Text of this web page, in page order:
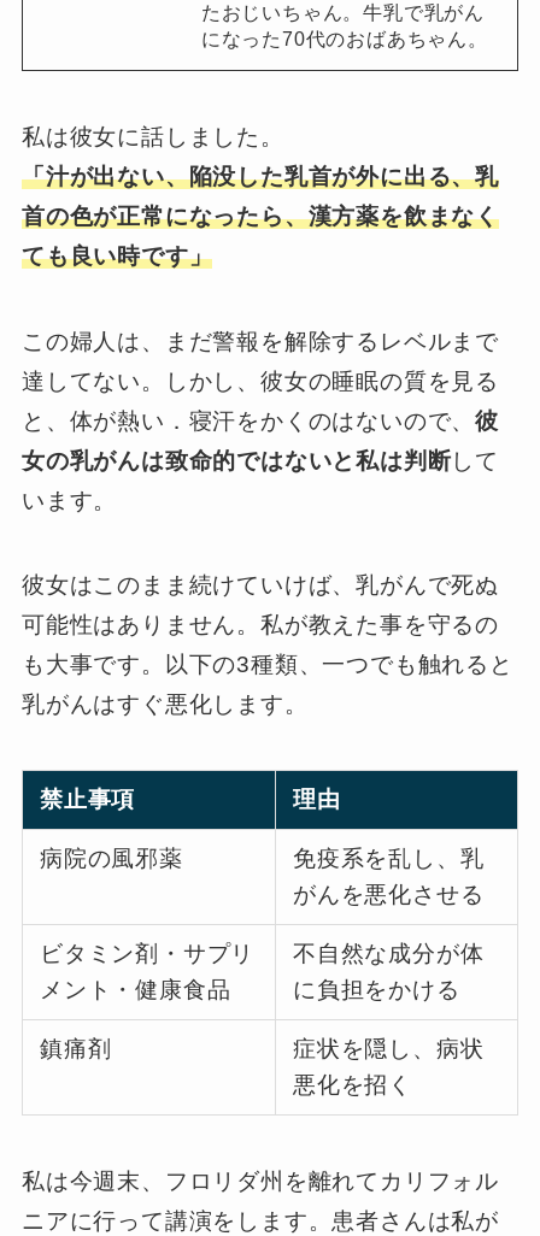
たおじいちゃん。牛乳で乳がん
になった70代のおばあちゃん。
私は彼女に話しました。
「汁が出ない、陥没した乳首が外に出る、乳
首の色が正常になったら、漢方薬を飲まなく
ても良い時です」
この婦人は、まだ警報を解除するレベルまで
達してない。しかし、彼女の睡眠の質を見る
と、体が熱い．寝汗をかくのはないので、彼
女の乳がんは致命的ではないと私は判断して
います。
彼女はこのまま続けていけば、乳がんで死ぬ
可能性はありません。私が教えた事を守るの
も大事です。以下の3種類、一つでも触れると
乳がんはすぐ悪化します。
禁止事項 理由
病院の風邪薬
免疫系を乱し、乳
がんを悪化させる
ビタミン剤・サプリ
メント・健康食品
不自然な成分が体
に負担をかける
鎮痛剤
症状を隠し、病状
悪化を招く
私は今週末、フロリダ州を離れてカリフォル
ニアに行って講演をします。患者さんは私が